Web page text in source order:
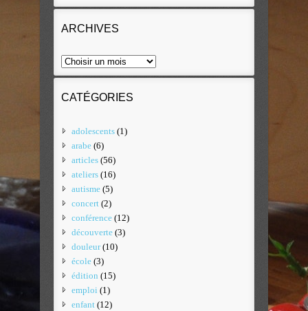
ARCHIVES
CATÉGORIES
adolescents (1)
arabe (6)
articles (56)
ateliers (16)
autisme (5)
concert (2)
conférence (12)
découverte (3)
douleur(10)
école (3)
édition (15)
emploi (1)
enfant (12)